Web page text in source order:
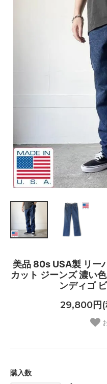
美品 80s USA製 リー
カット ジーンズ 濃い
ンディゴ
29,800円
購入数